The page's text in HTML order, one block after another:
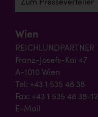
Zum Presseverteiler
Wien
REICHLUNDPARTNER
Franz-Josefs-Kai 47
A-1010 Wien
Tel: +43 1 535 48 38
Fax: +43 1 535 48 38-12
E-Mail